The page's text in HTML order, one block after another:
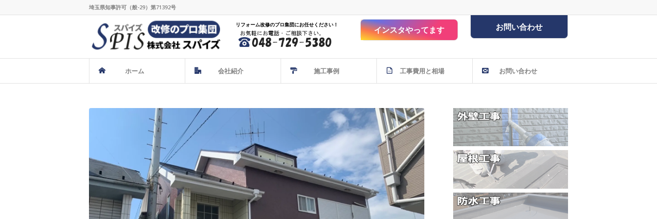
埼玉県知事許可（般-29）第71392号
リフォーム改修のプロ集団にお任せください！ お問い合わせ
インスタやってます
ホーム 会社紹介 施工事例 工事費用と相場 お問い合わせ